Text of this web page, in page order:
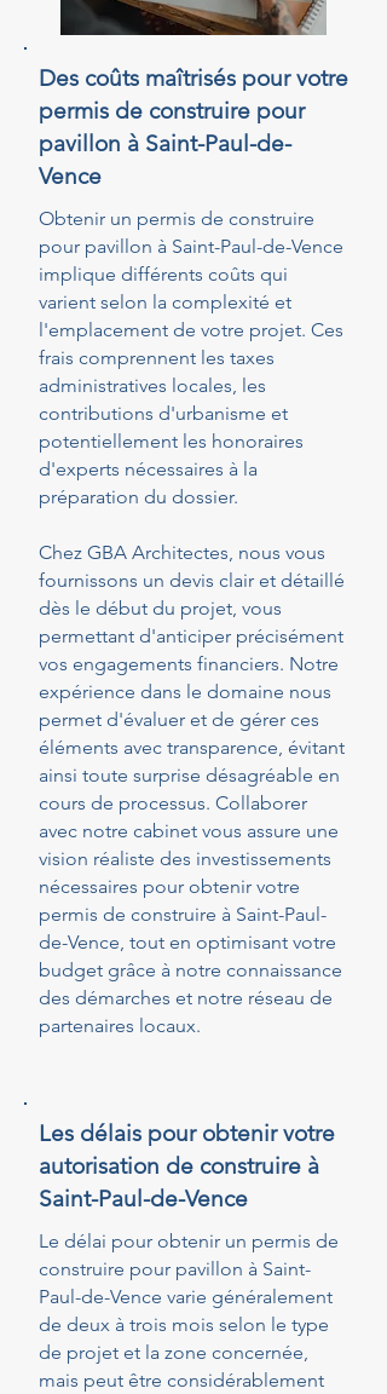
Des coûts maîtrisés pour votre
permis de construire pour
pavillon à Saint-Paul-de-
Vence
Obtenir un permis de construire
pour pavillon à Saint-Paul-de-Vence
implique différents coûts qui
varient selon la complexité et
l'emplacement de votre projet. Ces
frais comprennent les taxes
administratives locales, les
contributions d'urbanisme et
potentiellement les honoraires
d'experts nécessaires à la
préparation du dossier.
Chez GBA Architectes, nous vous
fournissons un devis clair et détaillé
dès le début du projet, vous
permettant d'anticiper précisément
vos engagements financiers. Notre
expérience dans le domaine nous
permet d'évaluer et de gérer ces
éléments avec transparence, évitant
ainsi toute surprise désagréable en
cours de processus. Collaborer
avec notre cabinet vous assure une
vision réaliste des investissements
nécessaires pour obtenir votre
permis de construire à Saint-Paul-
de-Vence, tout en optimisant votre
budget grâce à notre connaissance
des démarches et notre réseau de
partenaires locaux.
Les délais pour obtenir votre
autorisation de construire à
Saint-Paul-de-Vence
Le délai pour obtenir un permis de
construire pour pavillon à Saint-
Paul-de-Vence varie généralement
de deux à trois mois selon le type
de projet et la zone concernée,
mais peut être considérablement